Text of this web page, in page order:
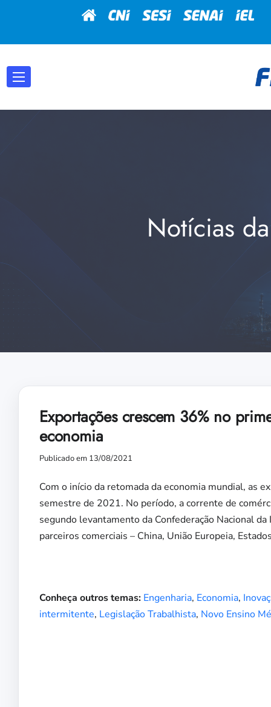
Notícias
Exportações crescem 36% no
economia
Publicado em 13/08/2021
Com o início da retomada da economia mundial, as
semestre de 2021. No período, a corrente de
segundo levantamento da Confederação Nacional
parceiros comerciais – China, União Europeia,
Conheça outros temas: Engenharia, Economia,
intermitente, Legislação Trabalhista, Novo Ensino